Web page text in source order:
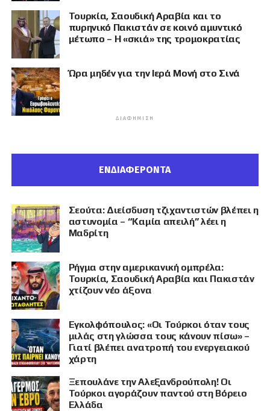
Τουρκία, Σαουδική Αραβία και το
πυρηνικό Πακιστάν σε κοινό αμυντικό
μέτωπο – Η «σκιά» της τρομοκρατίας
Ώρα μηδέν για την Ιερά Μονή στο Σινά
ΔΙΑΦΉΜΙΣΗ
ΕΝΔΙΑΦΕΡΟΝΤΑ
Σεούτα: Διείσδυση τζιχαντιστών βλέπει η
αστυνομία – “Καμία απειλή” λέει η
Μαδρίτη
Ρήγμα στην αμερικανική ομπρέλα:
Τουρκία, Σαουδική Αραβία και Πακιστάν
χτίζουν νέο άξονα
Εγκολφόπουλος: «Οι Τούρκοι όταν τους
μιλάς στη γλώσσα τους κάνουν πίσω» –
Γιατί βλέπει ανατροπή του ενεργειακού
χάρτη
Ξεπουλάνε την Αλεξανδρούπολη! Οι
Τούρκοι αγοράζουν παντού στη Βόρειο
Ελλάδα